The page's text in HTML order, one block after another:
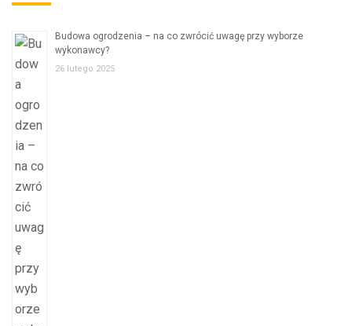
Budowa ogrodzenia – na co zwrócić uwagę przy wyborze
wykonawcy?
26 lutego 2025